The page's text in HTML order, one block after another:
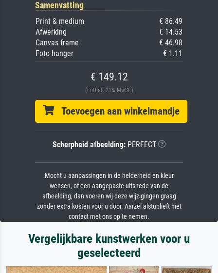
Samenvatting
Print & medium
€ 86.49
Afwerking
€ 14.53
Canvas frame
€ 46.98
Foto hanger
€ 1.11
€ 149.12
(Enthält 21% MwSt.)
Toevoegen aan winkelmandje
Scherpheid afbeelding:PERFECT
Mocht u aanpassingen in de helderheid en kleur
wensen, of een aangepaste uitsnede van de
afbeelding, dan voeren wij deze wijzigingen graag
zonder extra kosten voor u door. Aarzel alstublieft niet
contact met ons op te nemen.
Vergelijkbare kunstwerken voor u
geselecteerd